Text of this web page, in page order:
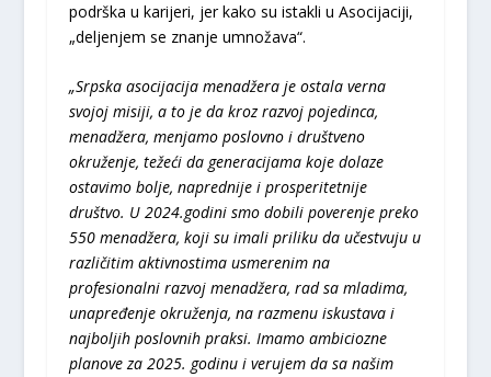
podrška u karijeri, jer kako su istakli u Asocijaciji,
„deljenjem se znanje umnožava“.
„Srpska asocijacija menadžera je ostala verna
svojoj misiji, a to je da kroz razvoj pojedinca,
menadžera, menjamo poslovno i društveno
okruženje, težeći da generacijama koje dolaze
ostavimo bolje, naprednije i prosperitetnije
društvo. U 2024.godini smo dobili poverenje preko
550 menadžera, koji su imali priliku da učestvuju u
različitim aktivnostima usmerenim na
profesionalni razvoj menadžera, rad sa mladima,
unapređenje okruženja, na razmenu iskustava i
najboljih poslovnih praksi. Imamo ambiciozne
planove za 2025. godinu i verujem da sa našim